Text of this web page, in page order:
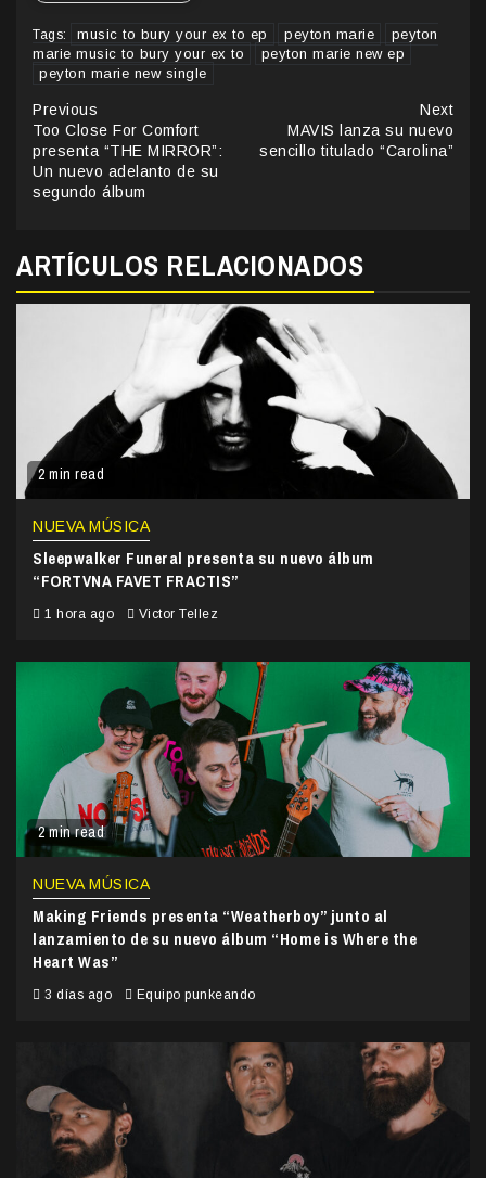
Tags: music to bury your ex to ep peyton marie
peyton
marie music to bury your ex to
peyton marie new ep
peyton marie new single
Continue
Reading
Previous
Too Close For Comfort
presenta “THE MIRROR”:
Un nuevo adelanto de su
segundo álbum
Next
MAVIS lanza su nuevo
sencillo titulado “Carolina”
ARTÍCULOS RELACIONADOS
2 min read
NUEVA MÚSICA
Sleepwalker Funeral presenta su nuevo álbum
“FORTVNA FAVET FRACTIS”
1 hora ago Victor Tellez
2 min read
NUEVA MÚSICA
Making Friends presenta “Weatherboy” junto al
lanzamiento de su nuevo álbum “Home is Where the
Heart Was”
3 días ago Equipo punkeando